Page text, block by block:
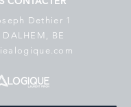
Dethier 1
DALHEM, BE